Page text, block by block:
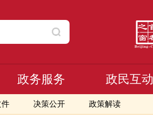
件 决策公开 政策解读
政务服务 政民互动